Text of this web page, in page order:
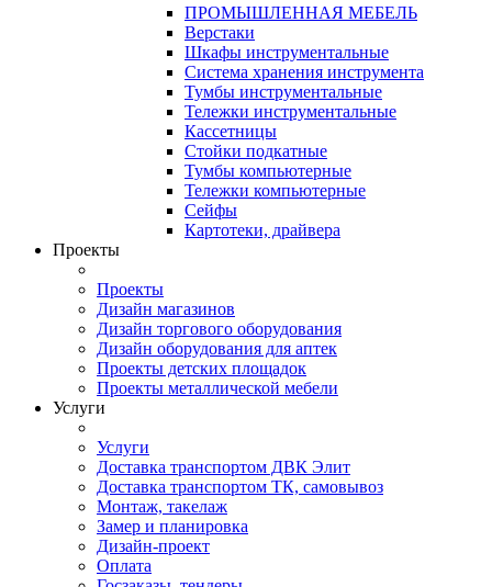
ПРОМЫШЛЕННАЯ МЕБЕЛЬ
Верстаки
Шкафы инструментальные
Система хранения инструмента
Тумбы инструментальные
Тележки инструментальные
Кассетницы
Стойки подкатные
Тумбы компьютерные
Тележки компьютерные
Сейфы
Картотеки, драйвера
Проекты
Проекты
Дизайн магазинов
Дизайн торгового оборудования
Дизайн оборудования для аптек
Проекты детских площадок
Проекты металлической мебели
Услуги
Услуги
Доставка транспортом ДВК Элит
Доставка транспортом ТК, самовывоз
Монтаж, такелаж
Замер и планировка
Дизайн-проект
Оплата